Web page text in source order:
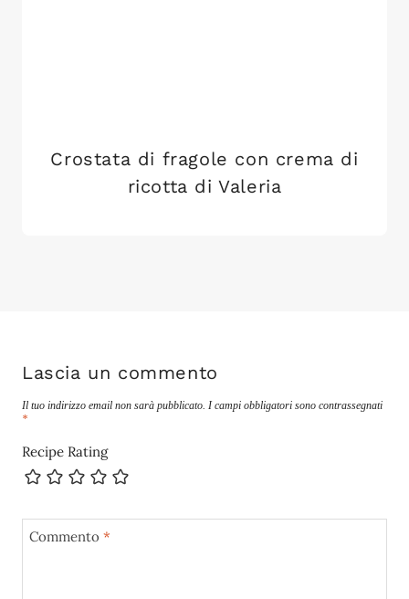
Crostata di fragole con crema di
ricotta di Valeria
Lascia un commento
Il tuo indirizzo email non sarà pubblicato. I campi obbligatori sono contrassegnati
*
Recipe Rating
Commento *